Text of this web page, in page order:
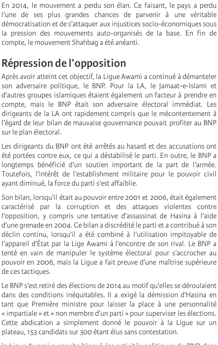
En 2014, le mouvement a perdu son élan. Ce faisant, le pays a perdu
l’une de ses plus grandes chances de parvenir à une véritable
démocratisation et de s’attaquer aux injustices socio-économiques sous
la pression des mouvements auto-organisés de la base. En fin de
compte, le mouvement Shahbag a été anéanti.
Répression de l’opposition
Après avoir atteint cet objectif, la Ligue Awami a continué à démanteler
son adversaire politique, le BNP. Pour la LA, le Jamaat-e-Islami et
d’autres groupes islamiques étaient également un facteur à prendre en
compte, mais le BNP était son adversaire électoral immédiat. Les
dirigeants de la LA ont rapidement compris que le mécontentement à
l’égard de leur bilan de mauvaise gouvernance pouvait profiter au BNP
sur le plan électoral.
Les dirigeants du BNP ont été arrêtés au hasard et des accusations ont
été portées contre eux, ce qui a déstabilisé le parti. En outre, le BNP a
longtemps bénéficié d’un soutien important de la part de l’armée.
Toutefois, l’intérêt de l’establishment militaire pour le pouvoir civil
ayant diminué, la force du parti s’est affaiblie.
Son bilan, lorsqu’il était au pouvoir entre 2001 et 2006, était également
caractérisé par la corruption et des attaques violentes contre
l’opposition, y compris une tentative d’assassinat de Hasina à l’aide
d’une grenade en 2004. Ce bilan a discrédité le parti et a contribué à son
déclin continu, lorsqu’il a été combiné à l’utilisation impitoyable de
l’appareil d’État par la Lige Awami à l’encontre de son rival. Le BNP a
tenté en vain de manipuler le système électoral pour s’accrocher au
pouvoir en 2006, mais la Ligue a fait preuve d’une maîtrise supérieure
de ces tactiques.
Le BNP s’est retiré des élections de 2014 au motif qu’elles se déroulaient
dans des conditions inéquitables. Il a exigé la démission d’Hasina en
tant que Première ministre pour laisser la place à une personnalité
« impartiale » et « non membre d’un parti » pour superviser les élections.
Cette abdication a simplement donné le pouvoir à la Ligue sur un
plateau, 153 candidats sur 300 étant élus sans contestation.